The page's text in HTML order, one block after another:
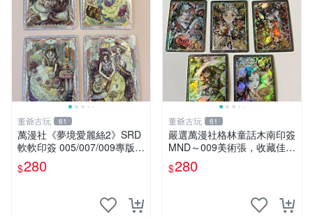
董爺古玩 61
萬漫社《夢境愛麗絲2》SRD
軟軟印簽 005/007/009專版
收藏推薦 愛麗絲夢想 粉絲收
藏 SRD005SRD007SRD009
$280
董爺古玩 61
嚴選萬漫社格林童話木南印簽
MND～009美術張，收藏佳選
無疑問 格林童話 印簽 美術張
$280